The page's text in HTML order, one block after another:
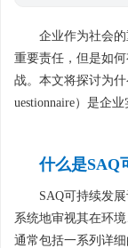
企业作为社会
重要责任，但是如
战。本文将探讨为什
uestionnaire）是企
什么是SAQ
SAQ可持续发
系统地审视其在环
通常包括一系列详